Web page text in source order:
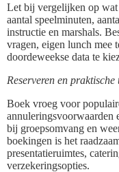
Let bij vergelijken op
aantal speelminuten,
instructie en marshals.
vragen, eigen lunch mee
doordeweekse data te
Reserveren en praktische
Boek vroeg voor
annuleringsvoorwaarden
bij groepsomvang en
boekingen is het
presentatieruimtes,
verzekeringsopties.